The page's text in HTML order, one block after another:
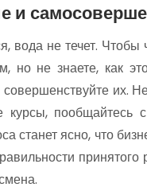
и
вода не течет.
но не знаете, как
их.
курсы,
станет ясно, что